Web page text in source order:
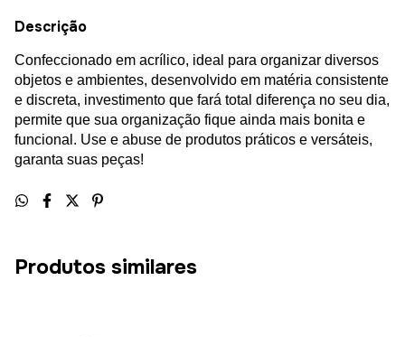
Descrição
Confeccionado em acrílico, ideal para organizar diversos
objetos e ambientes, desenvolvido em matéria consistente
e discreta, investimento que fará total diferença no seu dia,
permite que sua organização fique ainda mais bonita e
funcional. Use e abuse de produtos práticos e versáteis,
garanta suas peças!
Produtos similares